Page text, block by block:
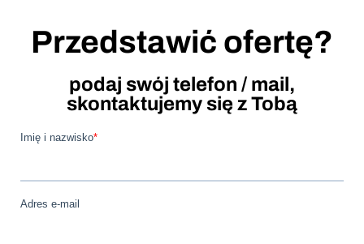
Przedstawić ofertę?
podaj swój telefon / mail,
skontaktujemy się z Tobą